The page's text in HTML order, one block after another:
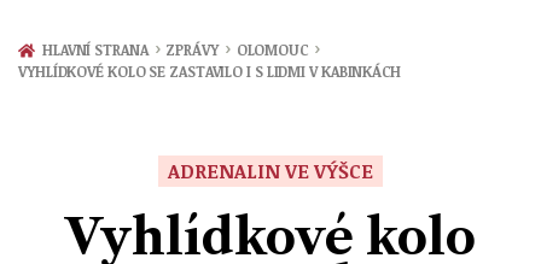
Zprávy
Přerov
Ekonomika
Ženy
Sport
HLAVNÍ STRANA › ZPRÁVY › OLOMOUC ›
VYHLÍDKOVÉ KOLO SE ZASTAVILO I S LIDMI V KABINKÁCH
ADRENALIN VE VÝŠCE
Vyhlídkové kolo